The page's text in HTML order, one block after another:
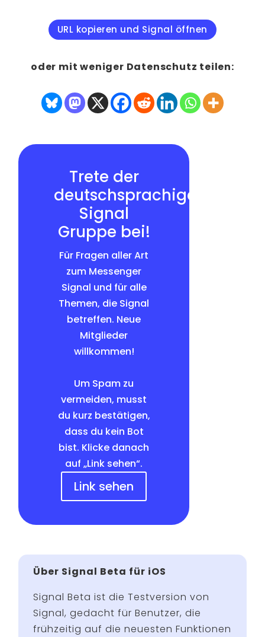
URL kopieren und Signal öffnen
oder mit weniger Datenschutz teilen:
Trete der
deutschsprachigen
Signal
Gruppe bei!
Für Fragen aller Art
zum Messenger
Signal und für alle
Themen, die Signal
betreffen. Neue
Mitglieder
willkommen!
Um Spam zu
vermeiden, musst
du kurz bestätigen,
dass du kein Bot
bist. Klicke danach
auf „Link sehen“.
Link sehen
Über Signal Beta für iOS
Signal Beta ist die Testversion von
Signal, gedacht für Benutzer, die
frühzeitig auf die neuesten Funktionen